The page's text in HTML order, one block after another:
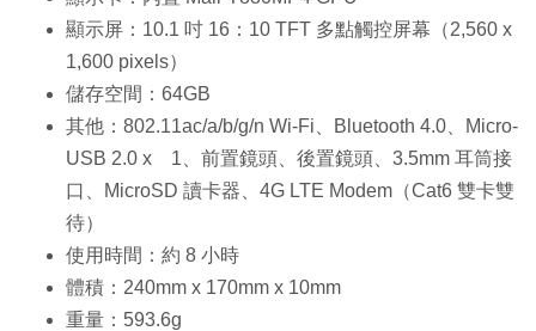
顯示屏：10.1 吋 16：10 TFT 多點觸控屏幕（2,560 x
1,600 pixels）
儲存空間：64GB
其他：802.11ac/a/b/g/n Wi-Fi、Bluetooth 4.0、Micro-
USB 2.0 x 1、前置鏡頭、後置鏡頭、3.5mm 耳筒接
口、MicroSD 讀卡器、4G LTE Modem（Cat6 雙卡雙
待）
使用時間：約 8 小時
體積：240mm x 170mm x 10mm
重量：593.6g